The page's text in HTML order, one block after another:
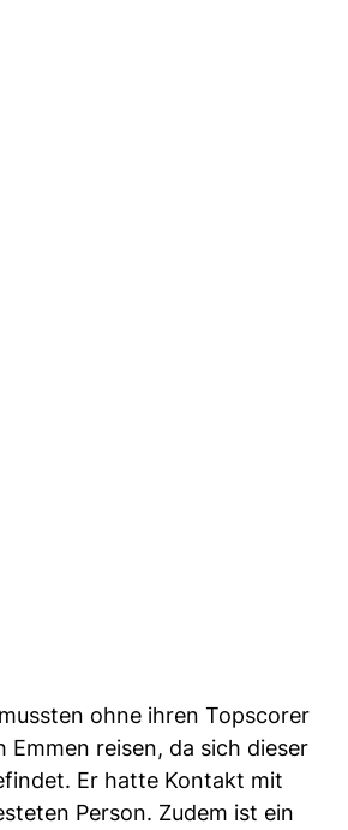
ohne ihren Topscorer
Emmen reisen, da sich dieser
Er hatte Kontakt mit
Person. Zudem ist ein